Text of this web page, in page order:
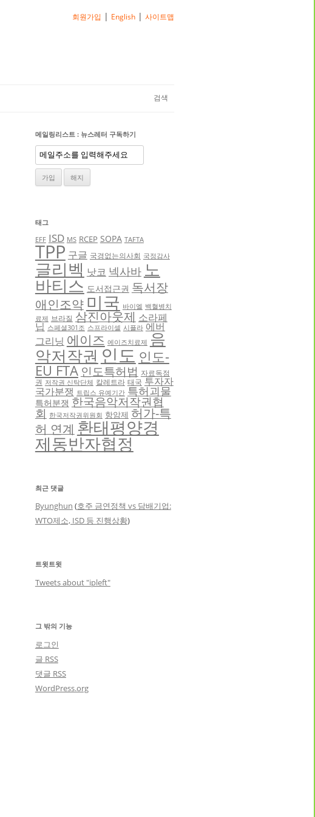
검색
회원가입 | English |사이트맵
메일링리스트 : 뉴스레터 구독하기
태그
EFF ISD MS RCEP SOPA TAFTA
TPP 구글 국경없는의사회 국정감사
글리벡 낫코 넥사바 노
바티스 도서접근권 독서장
애인조약 미국 바이엘 백혈병치
료제 브라질 삼진아웃제 소라페
닙 스페셜301조 스프라이셀 시플라 에버
그리닝 에이즈 에이즈치료제 음
악저작권 인도 인도-
EU FTA 인도특허법 자료독점
권 저작권 신탁단체 칼레트라 태국 투자자
국가분쟁 트립스 유예기간 특허괴물
특허분쟁 한국음악저작권협
회 한국저작권위원회 항암제 허가-특
허 연계 환태평양경
제동반자협정
최근 댓글
Byunghun (호주 금연정책 vs 담배기업:
WTO제소, ISD 등 진행상황)
트윗트윗
Tweets about "ipleft"
그 밖의 기능
로그인
글 RSS
댓글 RSS
WordPress.org